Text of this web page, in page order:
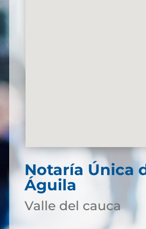
Notaría Única
Águila
Valle del cauca